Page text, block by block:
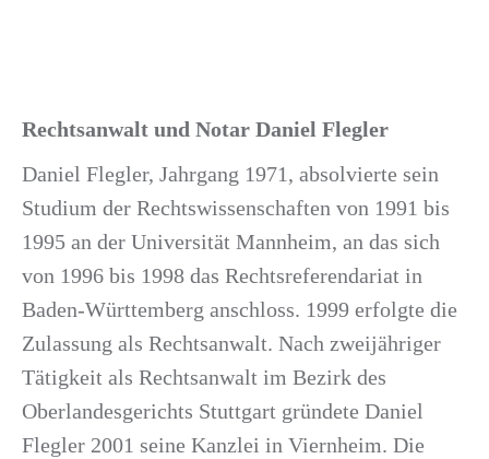
Rechtsanwalt und Notar Daniel Flegler
Daniel Flegler, Jahrgang 1971, absolvierte sein
Studium der Rechtswissenschaften von 1991 bis
1995 an der Universität Mannheim, an das sich
von 1996 bis 1998 das Rechtsreferendariat in
Baden-Württemberg anschloss. 1999 erfolgte die
Zulassung als Rechtsanwalt. Nach zweijähriger
Tätigkeit als Rechtsanwalt im Bezirk des
Oberlandesgerichts Stuttgart gründete Daniel
Flegler 2001 seine Kanzlei in Viernheim. Die